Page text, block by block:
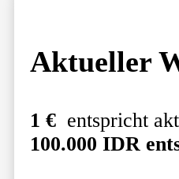
Aktueller
1 € entspricht
100.000 IDR